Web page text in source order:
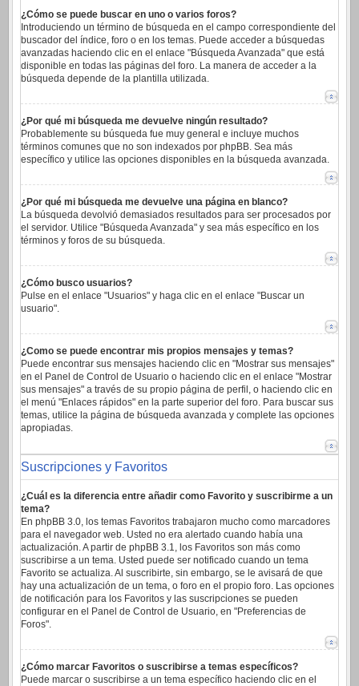
¿Cómo se puede buscar en uno o varios foros?
Introduciendo un término de búsqueda en el campo correspondiente del
buscador del índice, foro o en los temas. Puede acceder a búsquedas
avanzadas haciendo clic en el enlace "Búsqueda Avanzada" que está
disponible en todas las páginas del foro. La manera de acceder a la
búsqueda depende de la plantilla utilizada.
¿Por qué mi búsqueda me devuelve ningún resultado?
Probablemente su búsqueda fue muy general e incluye muchos
términos comunes que no son indexados por phpBB. Sea más
específico y utilice las opciones disponibles en la búsqueda avanzada.
¿Por qué mi búsqueda me devuelve una página en blanco?
La búsqueda devolvió demasiados resultados para ser procesados por
el servidor. Utilice "Búsqueda Avanzada" y sea más específico en los
términos y foros de su búsqueda.
¿Cómo busco usuarios?
Pulse en el enlace "Usuarios" y haga clic en el enlace "Buscar un
usuario".
¿Como se puede encontrar mis propios mensajes y temas?
Puede encontrar sus mensajes haciendo clic en "Mostrar sus mensajes"
en el Panel de Control de Usuario o haciendo clic en el enlace "Mostrar
sus mensajes" a través de su propio página de perfil, o haciendo clic en
el menú "Enlaces rápidos" en la parte superior del foro. Para buscar sus
temas, utilice la página de búsqueda avanzada y complete las opciones
apropiadas.
Suscripciones y Favoritos
¿Cuál es la diferencia entre añadir como Favorito y suscribirme a un
tema?
En phpBB 3.0, los temas Favoritos trabajaron mucho como marcadores
para el navegador web. Usted no era alertado cuando había una
actualización. A partir de phpBB 3.1, los Favoritos son más como
suscribirse a un tema. Usted puede ser notificado cuando un tema
Favorito se actualiza. Al suscribirte, sin embargo, se le avisará de que
hay una actualización de un tema, o foro en el propio foro. Las opciones
de notificación para los Favoritos y las suscripciones se pueden
configurar en el Panel de Control de Usuario, en "Preferencias de
Foros".
¿Cómo marcar Favoritos o suscribirse a temas específicos?
Puede marcar o suscribirse a un tema específico haciendo clic en el